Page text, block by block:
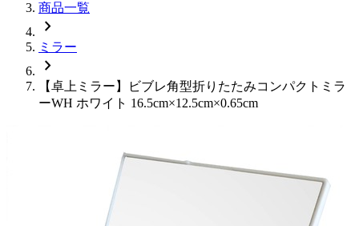
商品一覧
chevron_right
ミラー
chevron_right
【卓上ミラー】ビブレ角型折りたたみコンパクトミラ
ーWH ホワイト 16.5cm×12.5cm×0.65cm